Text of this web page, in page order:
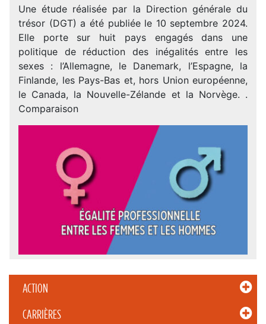
ACTION
CARRIÈRES
Une étude réalisée par la Direction générale du
trésor (DGT) a été publiée le 10 septembre 2024.
Elle porte sur huit pays engagés dans une
politique de réduction des inégalités entre les
sexes : l’Allemagne, le Danemark, l’Espagne, la
Finlande, les Pays-Bas et, hors Union européenne,
le Canada, la Nouvelle-Zélande et la Norvège. .
Comparaison